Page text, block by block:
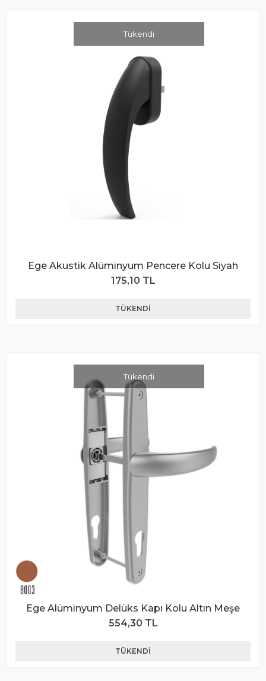
Tükendi
Ege Akustik Alüminyum Pencere Kolu Siyah
175,10 TL
TÜKENDI
Tükendi
Ege Alüminyum Delüks Kapı Kolu Altın Meşe
554,30 TL
TÜKENDI